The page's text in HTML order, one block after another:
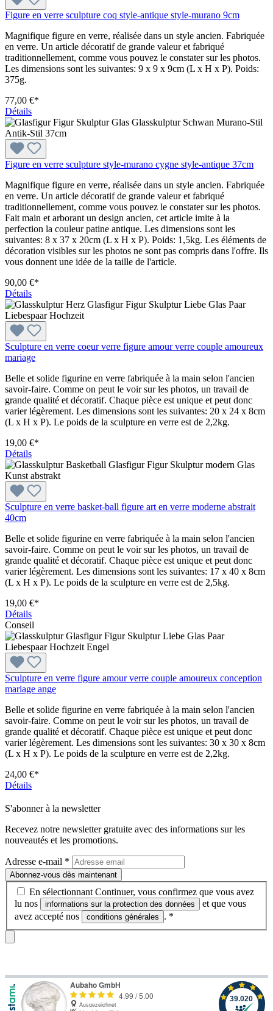
Figure en verre sculpture coq style-antique style-murano 9cm
Magnifique figure en verre, réalisée dans un style ancien. Fabriquée
en verre. Un article décoratif de grande valeur et fabriqué
traditionnellement, comme vous pouvez le constater sur les photos.
Les dimensions sont les suivantes: 9 x 9 x 9cm (L x H x P). Poids:
375g.
77,00 €*
Détails
Figure en verre sculpture style-murano cygne style-antique 37cm
Magnifique figure en verre, réalisée dans un style ancien. Fabriquée
en verre. Un article décoratif de grande valeur et fabriqué
traditionnellement, comme vous pouvez le constater sur les photos.
Fait main et arborant un design ancien, cet article imite à la
perfection la couleur patine antique. Les dimensions sont les
suivantes: 8 x 37 x 20cm (L x H x P). Poids: 1,5kg. Les éléments de
décoration visibles sur les photos ne sont pas compris dans l'offre. Ils
vous donnent une idée de la taille de l'article.
90,00 €*
Détails
Sculpture en verre coeur verre figure amour verre couple amoureux
mariage
Belle et solide figurine en verre fabriquée à la main selon l'ancien
savoir-faire. Comme on peut le voir sur les photos, un travail de
grande qualité et décoratif. Chaque pièce est unique et peut donc
varier légèrement. Les dimensions sont les suivantes: 20 x 24 x 8cm
(L x H x P). Le poids de la sculpture en verre est de 2,2kg.
19,00 €*
Détails
Sculpture en verre basket-ball figure art en verre moderne abstrait
40cm
Belle et solide figurine en verre fabriquée à la main selon l'ancien
savoir-faire. Comme on peut le voir sur les photos, un travail de
grande qualité et décoratif. Chaque pièce est unique et peut donc
varier légèrement. Les dimensions sont les suivantes: 17 x 40 x 8cm
(L x H x P). Le poids de la sculpture en verre est de 2,5kg.
19,00 €*
Détails
Conseil
Sculpture en verre figure amour verre couple amoureux conception
mariage ange
Belle et solide figurine en verre fabriquée à la main selon l'ancien
savoir-faire. Comme on peut le voir sur les photos, un travail de
grande qualité et décoratif. Chaque pièce est unique et peut donc
varier légèrement. Les dimensions sont les suivantes: 30 x 30 x 8cm
(L x H x P). Le poids de la sculpture en verre est de 2,2kg.
24,00 €*
Détails
S'abonner à la newsletter
Recevez notre newsletter gratuite avec des informations sur les
nouveautés et les promotions.
Adresse e-mail *
Abonnez-vous dès maintenant
En sélectionnant Continuer, vous confirmez que vous avez
lu nos
informations sur la protection des données
et que vous
avez accepté nos
conditions générales . *